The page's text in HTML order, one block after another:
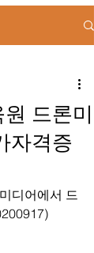
드론미
자격증
디어에서 드